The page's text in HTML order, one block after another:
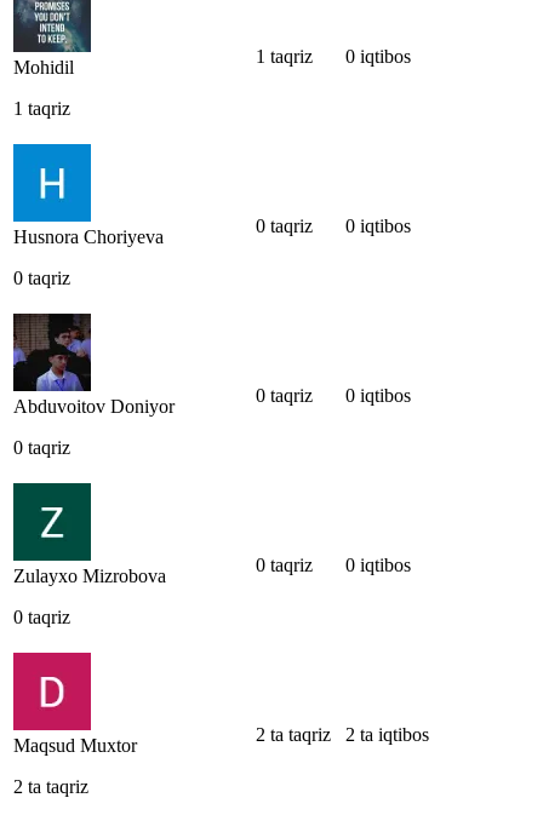
Mohidil
1 taqriz
1 taqriz 0 iqtibos
Husnora Choriyeva
0 taqriz
0 taqriz 0 iqtibos
Abduvoitov Doniyor
0 taqriz
0 taqriz 0 iqtibos
Zulayxo Mizrobova
0 taqriz
0 taqriz 0 iqtibos
Maqsud Muxtor
2 ta taqriz
2 ta taqriz 2 ta iqtibos